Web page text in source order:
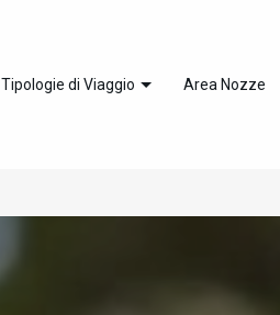
Tipologie di Viaggio Area Nozze